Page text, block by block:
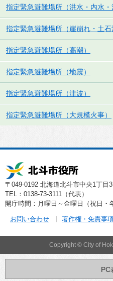
指定緊急避難場所（洪水・内水・
指定緊急避難場所（崖崩れ・土石
指定緊急避難場所（高潮）
指定緊急避難場所（地震）
指定緊急避難場所（津波）
指定緊急避難場所（大規模火事）
〒049-0192 北海道北斗市中央1丁目
TEL：0138-73-3111（代表）
開庁時間：月曜日～金曜日（祝日・
お問い合わせ 著作権・免責事
Copyright © City of
PC